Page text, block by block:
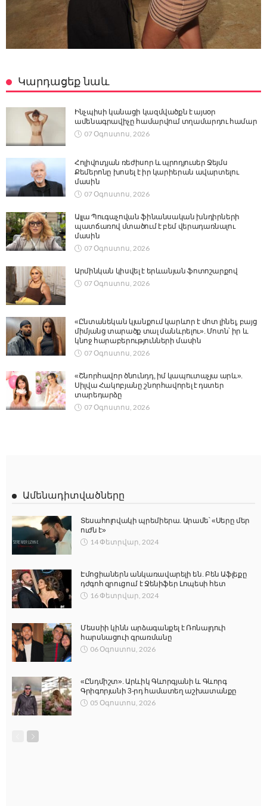
Կարդացեք նաև
Ինչպիսի կանացի կազմվածքն է այսօր
ամենագրավիչը համարվում տղամարդու համար
07 Օգոստոս, 2026
Հոլիվուդյան ռեժիսոր և պրոդյուսեր Ջեյմս
Քեմերոնը խոսել է իր կարիերան ավարտելու
մասին
07 Օգոստոս, 2026
Ալլա Պուգաչովան ֆինանսական խնդիրների
պատճառով մտածում է բեմ վերադառնալու
մասին
07 Օգոստոս, 2026
Արմինկան կիսվել է երևանյան ֆոտոշարքով
07 Օգոստոս, 2026
«Ընտանեկան կյանքում կարևոր է մոտ լինել, բայց
միմյանց տարածք տալ մանևրելու». Մոտն՝ իր և
կնոջ հարաբերությունների մասին
07 Օգոստոս, 2026
«Շնորհավոր ծնունդդ, իմ կապուտաչյա արև».
Սիլվա Հակոբյանը շնորհավորել է դստեր
տարեդարձը
07 Օգոստոս, 2026
Ամենադիտվածները
Տեսահոլովակի պրեմիերա. Արամե՝ «Սերը մեր
ուժն է»
14 Փետրվար, 2024
Էմոցիաներն անկառավարելի են. Բեն Աֆլեքը
դժգոհ զրուցում է Ջենիֆեր Լոպեսի հետ
16 Փետրվար, 2024
Մեսսիի կինն արձագանքել է Ռոնալդուի
հարսնացուի գրառմանը
06 Օգոստոս, 2026
«Ընդմիշտ». Արևիկ Գևորգյանի և Գևորգ
Գրիգորյանի 3-րդ համատեղ աշխատանքը
05 Օգոստոս, 2026